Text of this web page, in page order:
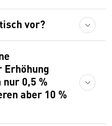
vor?
0,5 %
aber 10 %